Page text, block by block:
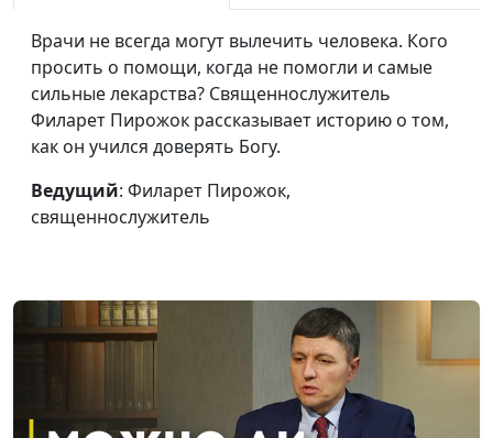
дочки
Учиться или
молиться?
Надежда Исакова
Моя материнская
молитва
Бог провел сквозь
шторм
Андрей Исаков,
священнослужитель
порочного круга?
Александр Захаров
Врачи не всегда могут вылечить человека. Кого
просить о помощи, когда не помогли и самые
сильные лекарства? Священнослужитель
Филарет Пирожок рассказывает историю о том,
как он учился доверять Богу.
Ведущий: Филарет Пирожок,
священнослужитель